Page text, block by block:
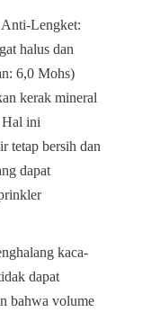
Lengket:
halus dan
6,0 Mohs)
kerak mineral
ini
tetap bersih dan
dapat
kaca-
dapat
bahwa volume